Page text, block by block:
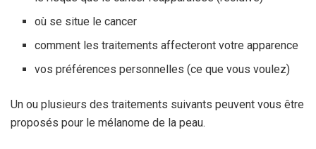
où se situe le cancer
comment les traitements affecteront votre apparence
vos préférences personnelles (ce que vous voulez)
Un ou plusieurs des traitements suivants peuvent vous être
proposés pour le mélanome de la peau.